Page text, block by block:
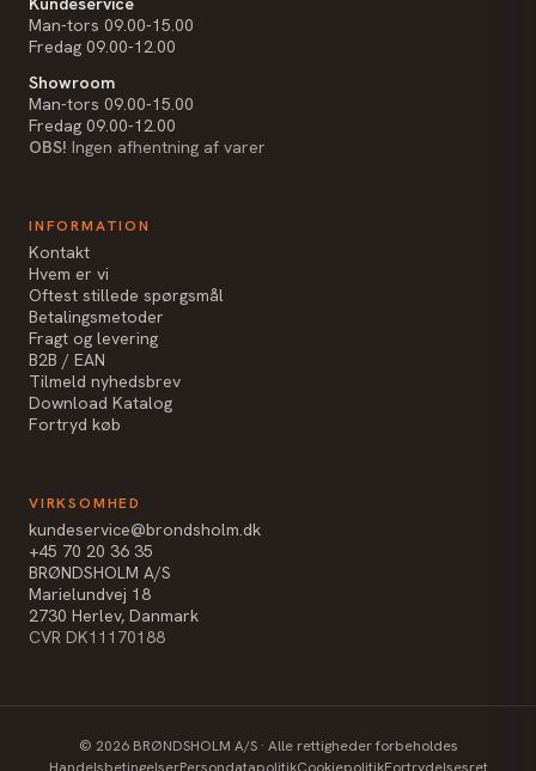
Man-tors 09.00-15.00
Fredag 09.00-12.00
Showroom
Man-tors 09.00-15.00
Fredag 09.00-12.00
OBS! Ingen afhentning af varer
INFORMATION
Kontakt
Hvem er vi
Oftest stillede spørgsmål
Betalingsmetoder
Fragt og levering
B2B / EAN
Tilmeld nyhedsbrev
Download Katalog
Fortryd køb
VIRKSOMHED
kundeservice@brondsholm.dk
+45 70 20 36 35
BRØNDSHOLM A/S
Marielundvej 18
2730 Herlev, Danmark
CVR DK11170188
© 2026BRØNDSHOLM A/S · Alle rettigheder forbeholdes
HandelsbetingelserPersondatapolitikCookiepolitikFortrydelsesret